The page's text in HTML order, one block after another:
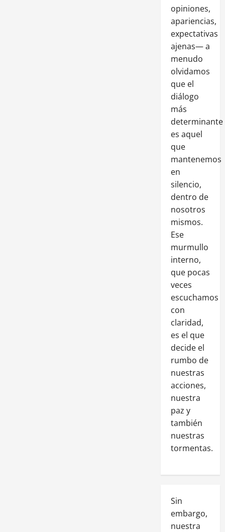
opiniones,
apariencias,
expectativas
ajenas— a
menudo
olvidamos
que el
diálogo
más
determinante
es aquel
que
mantenemos
en
silencio,
dentro de
nosotros
mismos.
Ese
murmullo
interno,
que pocas
veces
escuchamos
con
claridad,
es el que
decide el
rumbo de
nuestras
acciones,
nuestra
paz y
también
nuestras
tormentas.
Sin
embargo,
nuestra